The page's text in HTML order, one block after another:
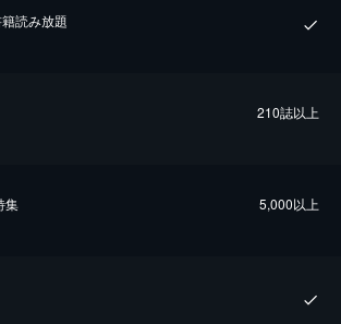
読み放題
210誌以上
集 5,000以上